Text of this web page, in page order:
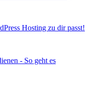
Hosting zu dir passt!
- So geht es